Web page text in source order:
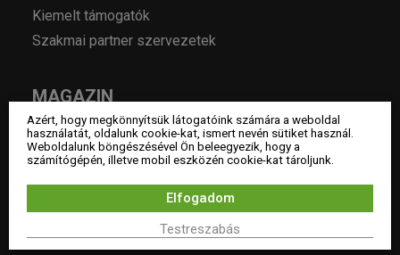
Kiemelt támogatók
Szakmai partner szervezetek
MAGAZIN
Hírek
Év lakberendezője pályázatok
Álláshirdetés
Archívum
Azért, hogy megkönnyítsük látogatóink számára a weboldal
használatát, oldalunk cookie-kat, ismert nevén sütiket használ.
Weboldalunk böngészésével Ön beleegyezik, hogy a
számítógépén, illetve mobil eszközén cookie-kat tároljunk.
Testreszabás
Elfogadom